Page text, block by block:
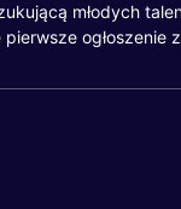
młodych
ogłoszenie